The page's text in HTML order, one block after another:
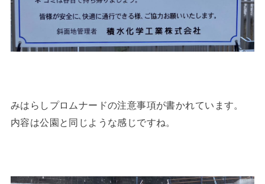
みはらしプロムナードの注意事項が書かれています。
内容は公園と同じような感じですね。